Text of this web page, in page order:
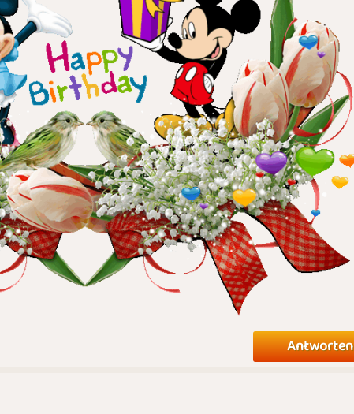
Antworten